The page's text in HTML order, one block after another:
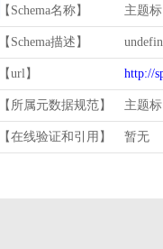
【Schema名称】 主题
【Schema描述】
【url】 http://
【所属元数据规范】 主题
【在线验证和引用】 暂无